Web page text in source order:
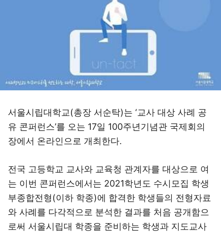
서울시립대학교(총장 서순탁)는 ‘교사 대상 사례 공
유 콘퍼런스’를 오는 17일 100주년기념관 국제회의
장에서 온라인으로 개최한다.
전국 고등학교 교사와 교육청 관계자를 대상으로 여
는 이번 콘퍼런스에서는 2021학년도 수시모집 학생
부종합전형(이하 학종)에 합격한 학생들의 전형자료
와 사례를 다각적으로 분석한 결과를 처음 공개함으
로써 서울시립대 학종을 준비하는 학생과 지도교사